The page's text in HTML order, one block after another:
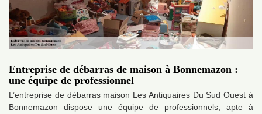
Entreprise de débarras de maison à Bonnemazon :
une équipe de professionnel
L’entreprise de débarras maison Les Antiquaires Du Sud Ouest à
Bonnemazon dispose une équipe de professionnels, apte à